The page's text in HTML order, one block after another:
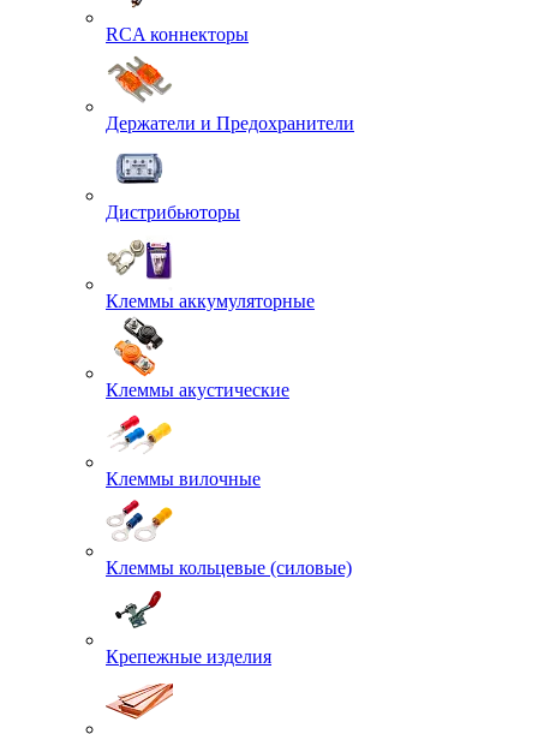
RCA коннекторы
Держатели и Предохранители
Дистрибьюторы
Клеммы аккумуляторные
Клеммы акустические
Клеммы вилочные
Клеммы кольцевые (силовые)
Крепежные изделия